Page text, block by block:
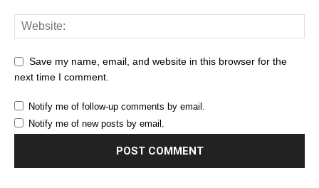
Save my name, email, and website in this browser for the
next time I comment.
Notify me of follow-up comments by email.
Notify me of new posts by email.